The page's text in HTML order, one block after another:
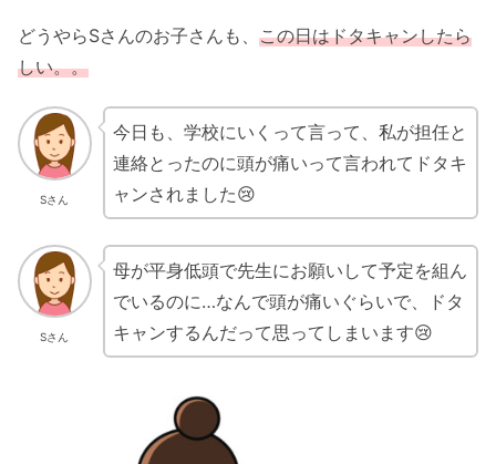
どうやらSさんのお子さんも、 この日はドタキャンしたら
しい。。
Sさん
今日も、学校にいくって言って、私が担任と
連絡とったのに頭が痛いって言われてドタキ
ャンされました😢
Sさん
母が平身低頭で先生にお願いして予定を組ん
でいるのに…なんで頭が痛いぐらいで、ドタ
キャンするんだって思ってしまいます😢